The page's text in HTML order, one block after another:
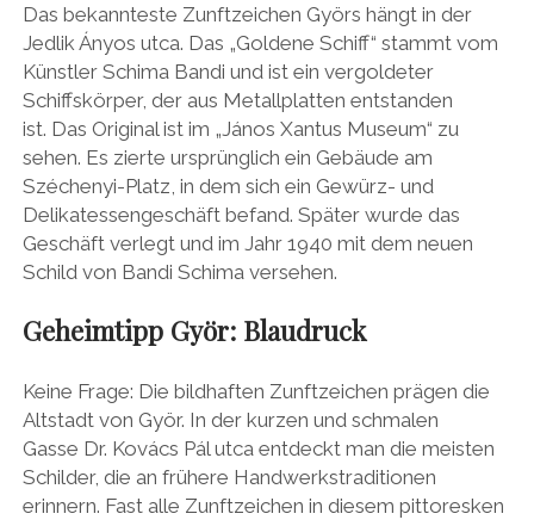
Das bekannteste Zunftzeichen Györs hängt in der
Jedlik Ányos utca. Das „Goldene Schiff“ stammt vom
Künstler Schima Bandi und ist ein vergoldeter
Schiffskörper, der aus Metallplatten entstanden
ist. Das Original ist im „János Xantus Museum“ zu
sehen. Es zierte ursprünglich ein Gebäude am
Széchenyi-Platz, in dem sich ein Gewürz- und
Delikatessengeschäft befand. Später wurde das
Geschäft verlegt und im Jahr 1940 mit dem neuen
Schild von Bandi Schima versehen.
Geheimtipp Györ: Blaudruck
Keine Frage: Die bildhaften Zunftzeichen prägen die
Altstadt von Györ. In der kurzen und schmalen
Gasse Dr. Kovács Pál utca entdeckt man die meisten
Schilder, die an frühere Handwerkstraditionen
erinnern. Fast alle Zunftzeichen in diesem pittoresken